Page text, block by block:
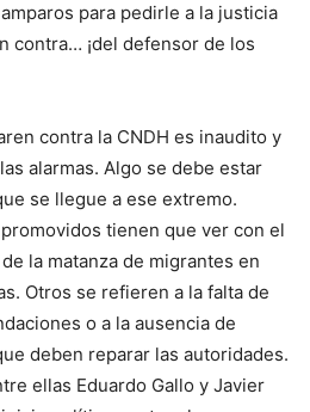
para pedirle a la justicia
contra… ¡del defensor de los
contra la CNDH es inaudito y
alarmas. Algo se debe estar
se llegue a ese extremo.
tienen que ver con el
la matanza de migrantes en
Otros se refieren a la falta de
o a la ausencia de
deben reparar las autoridades.
ellas Eduardo Gallo y Javier